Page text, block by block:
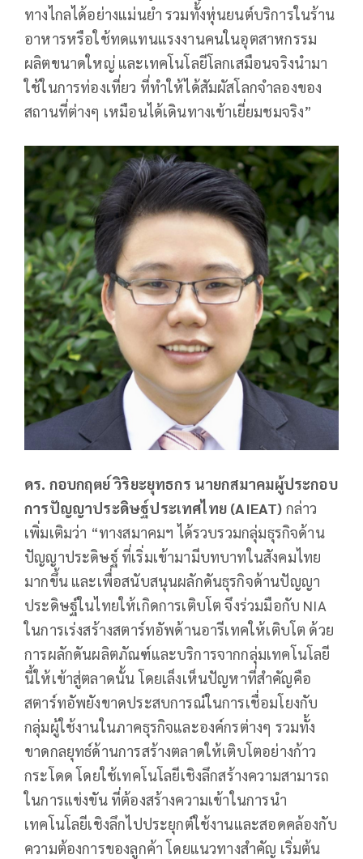
ทางไกลได้อย่างแม่นยำ รวมทั้งหุ่นยนต์บริการในร้าน
อาหารหรือใช้ทดแทนแรงงานคนในอุตสาหกรรม
ผลิตขนาดใหญ่ และเทคโนโลยีโลกเสมือนจริงนำมา
ใช้ในการท่องเที่ยว ที่ทำให้ได้สัมผัสโลกจำลองของ
สถานที่ต่างๆ เหมือนได้เดินทางเข้าเยี่ยมชมจริง”
ดร. กอบกฤตย์ วิริยะยุทธกร นายกสมาคมผู้ประกอบ
การปัญญาประดิษฐ์ประเทศไทย (AIEAT) กล่าว
เพิ่มเติมว่า “ทางสมาคมฯ ได้รวบรวมกลุ่มธุรกิจด้าน
ปัญญาประดิษฐ์ ที่เริ่มเข้ามามีบทบาทในสังคมไทย
มากขึ้น และเพื่อสนับสนุนผลักดันธุรกิจด้านปัญญา
ประดิษฐ์ในไทยให้เกิดการเติบโต จึงร่วมมือกับ NIA
ในการเร่งสร้างสตาร์ทอัพด้านอารีเทคให้เติบโต ด้วย
การผลักดันผลิตภัณฑ์และบริการจากกลุ่มเทคโนโลยี
นี้ให้เข้าสู่ตลาดนั้น โดยเล็งเห็นปัญหาที่สำคัญคือ
สตาร์ทอัพยังขาดประสบการณ์ในการเชื่อมโยงกับ
กลุ่มผู้ใช้งานในภาคธุรกิจและองค์กรต่างๆ รวมทั้ง
ขาดกลยุทธ์ด้านการสร้างตลาดให้เติบโตอย่างก้าว
กระโดด โดยใช้เทคโนโลยีเชิงลึกสร้างความสามารถ
ในการแข่งขัน ที่ต้องสร้างความเข้าในการนำ
เทคโนโลยีเชิงลึกไปประยุกต์ใช้งานและสอดคล้องกับ
ความต้องการของลูกค้า โดยแนวทางสำคัญ เริ่มต้น